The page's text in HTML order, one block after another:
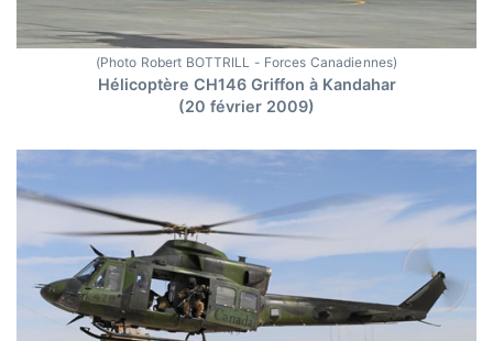
(Photo Robert BOTTRILL - Forces Canadiennes)
Hélicoptère CH146 Griffon à Kandahar
(20 février 2009)